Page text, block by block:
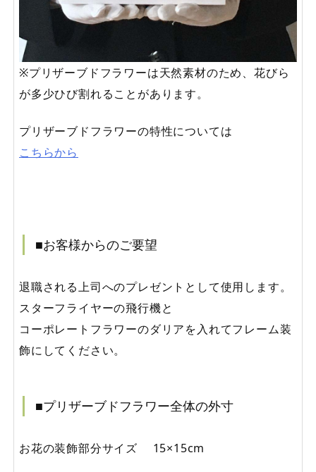
※プリザーブドフラワーは天然素材のため、花びら
が多少ひび割れることがあります。
プリザーブドフラワーの特性については
こちらから
■お客様からのご要望
退職される上司へのプレゼントとして使用します。
スターフライヤーの飛行機と
コーポレートフラワーのダリアを入れてフレーム装
飾にしてください。
■プリザーブドフラワー全体の外寸
お花の装飾部分サイズ 15×15cm